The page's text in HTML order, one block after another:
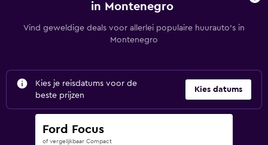
in Montenegro
Vind geweldige deals voor allerlei populaire huurauto's in
Montenegro
Kies je reisdatums voor de
beste prijzen
Kies datums
Ford Focus
of vergelijkbaar Compact